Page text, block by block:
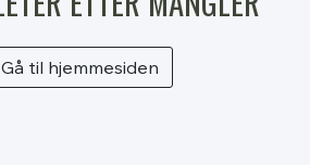
Gå til hjemmesiden